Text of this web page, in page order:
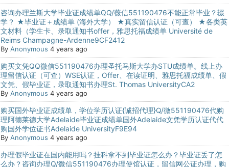
咨询办理兰斯大学毕业证成绩单QQ/薇信551190476不能正常毕业？辍
学？ ★毕业证＋成绩单 (海外大学） ★真实留信认证（可查） ★各类英
文材料（学生卡、录取通知书offer，雅思托福成绩单 Université de
Reims Champagne-Ardenne9CF2412
By Anonymous 4 years ago
购买文凭QQ微信551190476办理圣托马斯大学办STU成绩单。线上办
理留信认证（可查）WSE认证，Offer、在读证明、雅思托福成绩单、假
文凭、假毕业证，录取通知书办理St. Thomas UniversityCA2
By Anonymous 4 years ago
购买国外毕业证成绩单，学位学历认证{诚招代理}Q/微551190476代购
理阿德莱德大学Adelaide毕业证成绩单国外Adelaide文凭学历认证代代
购国外学位证书Adelaide UniversityF9E94
By Anonymous 4 years ago
办理假毕业证在国内能用吗？挂科拿不到毕业证怎么办？毕业证丢了怎
么办？咨询办理Q/微信551190476办理使馆认证，留信网公证办理，购